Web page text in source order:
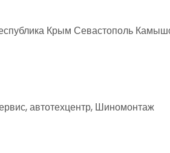
Крым Севастополь
автотехцентр, Шиномонтаж